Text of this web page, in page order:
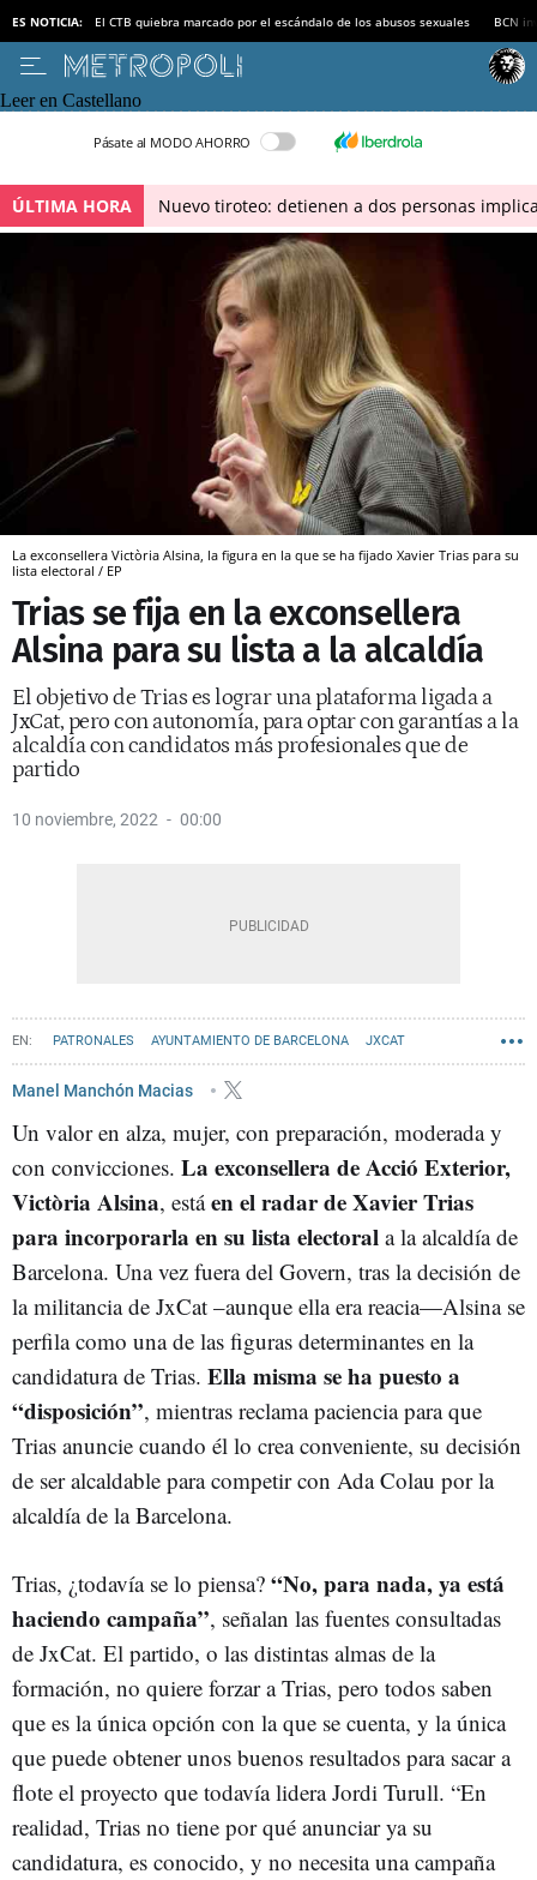
ES NOTICIA: El CTB quiebra marcado por el escándalo de los abusos sexuales BCN
Leer en Castellano
Pásate al MODO AHORRO
ÚLTIMA HORA Nuevo tiroteo: detienen a dos personas
La exconsellera Victòria Alsina, la figura en la que se ha fijado Xavier Trias para su
lista electoral / EP
Trias se fija en la exconsellera
Alsina para su lista a la alcaldía
El objetivo de Trias es lograr una plataforma ligada a
JxCat, pero con autonomía, para optar con garantías a la
alcaldía con candidatos más profesionales que de
partido
10 noviembre, 2022 00:00
PATRONALES AYUNTAMIENTO DE BARCELONA JXCAT
XAVIER TRIAS
Manel Manchón Macias
Un valor en alza, mujer, con preparación, moderada y
con convicciones. La exconsellera de Acció Exterior,
Victòria Alsina, estáen el radar de Xavier Trias
para incorporarla en su lista electoral a la alcaldía de
Barcelona. Una vez fuera del Govern, tras la decisión de
la militancia de JxCat –aunque ella era reacia—Alsina se
perfila como una de las figuras determinantes en la
candidatura de Trias. Ella misma se ha puesto a
“disposición”, mientras reclama paciencia para que
Trias anuncie cuando él lo crea conveniente, su decisión
de ser alcaldable para competir con Ada Colau por la
alcaldía de la Barcelona.
Trias, ¿todavía se lo piensa? “No, para nada, ya está
haciendo campaña”, señalan las fuentes consultadas
de JxCat. El partido, o las distintas almas de la
formación, no quiere forzar a Trias, pero todos saben
que es la única opción con la que se cuenta, y la única
que puede obtener unos buenos resultados para sacar a
flote el proyecto que todavía lidera Jordi Turull. “En
realidad, Trias no tiene por qué anunciar ya su
candidatura, es conocido, y no necesita una campaña